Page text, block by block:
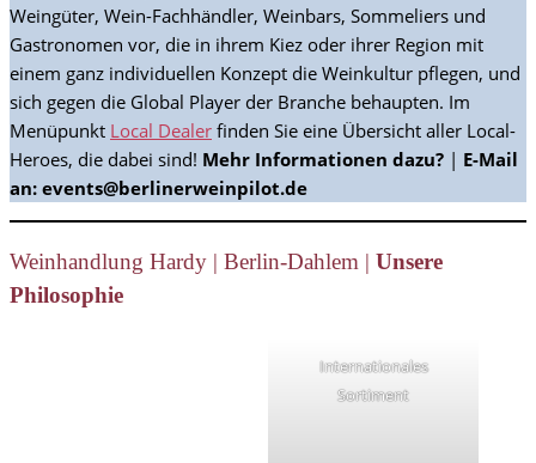
Weingüter, Wein-Fachhändler, Weinbars, Sommeliers und
Gastronomen vor, die in ihrem Kiez oder ihrer Region mit
einem ganz individuellen Konzept die Weinkultur pflegen, und
sich gegen die Global Player der Branche behaupten. Im
Menüpunkt Local Dealer finden Sie eine Übersicht aller Local-
Heroes, die dabei sind! Mehr Informationen dazu? | E-Mail
an: events@berlinerweinpilot.de
Weinhandlung Hardy | Berlin-Dahlem | Unsere
Philosophie
Internationales
Sortiment